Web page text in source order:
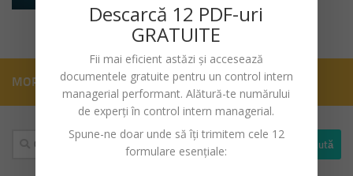
MORE
Caută
Descarcă 12 PDF-uri
GRATUITE
Fii mai eficient astăzi și accesează
documentele gratuite pentru un control intern
managerial performant. Alătură-te numărului
de experți în control intern managerial.
Spune-ne doar unde să îți trimitem cele 12
formulare esențiale: